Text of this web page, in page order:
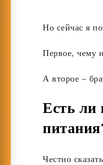
Но сейчас я
Первое, чему
А второе –
Есть ли
Честно